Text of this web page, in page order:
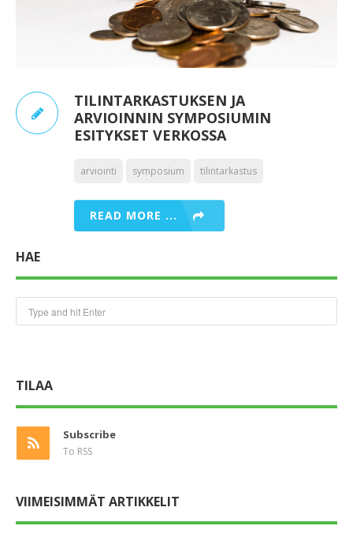
TILINTARKASTUKSEN JA
ARVIOINNIN SYMPOSIUMIN
ESITYKSET VERKOSSA
arviointi symposium tilintarkastus
READ MORE ...
HAE
TILAA
Subscribe
To RSS
VIIMEISIMMÄT ARTIKKELIT